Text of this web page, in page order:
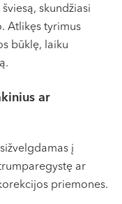
skundžiasi
Atlikęs tyrimus
būklę, laiku
ar
į
ar
priemones.